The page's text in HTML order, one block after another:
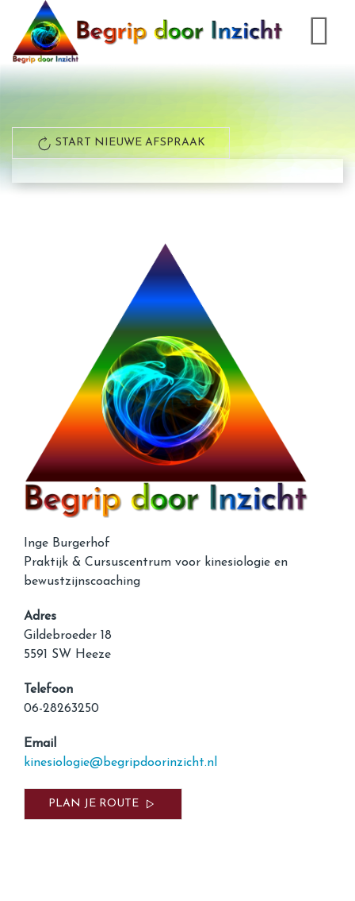
START NIEUWE AFSPRAAK
Inge Burgerhof
Praktijk & Cursuscentrum voor kinesiologie en
bewustzijnscoaching
Adres
Gildebroeder 18
5591 SW Heeze
Telefoon
06-28263250
Email
kinesiologie@begripdoorinzicht.nl
PLAN JE ROUTE